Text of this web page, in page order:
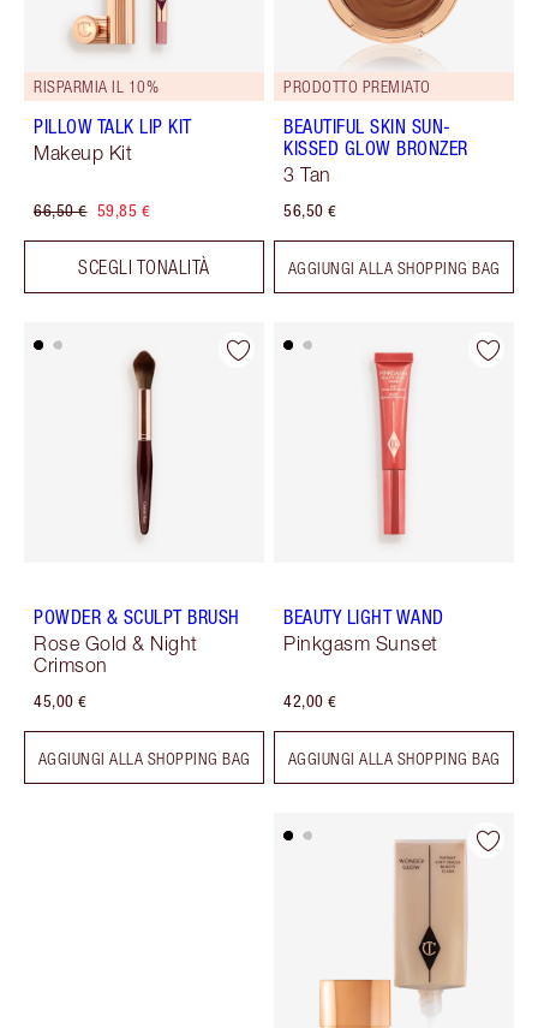
RISPARMIA IL 10%
PILLOW TALK LIP KIT
Makeup Kit
66,50 € 59,85 €
SCEGLI TONALITÀ
PRODOTTO PREMIATO
BEAUTIFUL SKIN SUN-
KISSED GLOW BRONZER
3 Tan
56,50 €
AGGIUNGI ALLA SHOPPING BAG
POWDER & SCULPT BRUSH
Rose Gold & Night
Crimson
45,00 €
AGGIUNGI ALLA SHOPPING BAG
BEAUTY LIGHT WAND
Pinkgasm Sunset
42,00 €
AGGIUNGI ALLA SHOPPING BAG